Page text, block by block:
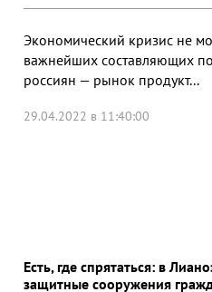
Экономический кризис не
важнейших составляющих
россиян — рынок продукт...
29.04.2022 в 11:40:00
Есть, где спрятаться: в
защитные сооружения